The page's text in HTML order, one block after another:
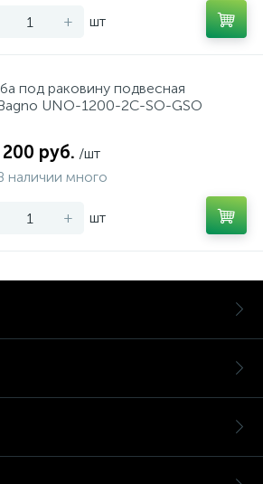
+ шт
под раковину подвесная
UNO-1200-2C-SO-GSO
руб. /шт
наличии много
+ шт